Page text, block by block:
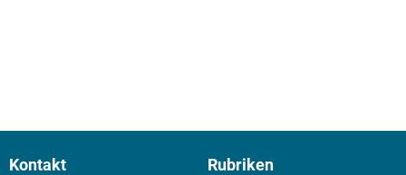
Kontakt Rubriken